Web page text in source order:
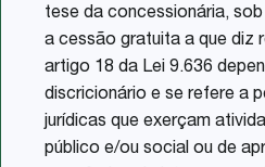
tese da concessionária,
a cessão gratuita a que diz
artigo 18 da Lei 9.636
discricionário e se refere a
jurídicas que exerçam
público e/ou social ou de